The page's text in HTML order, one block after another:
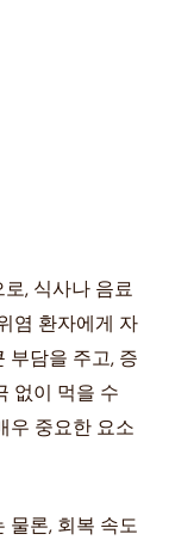
, 식사나 음료
염 환자에게 자
부담을 주고, 증
없이 먹을 수
우 중요한 요소
물론, 회복 속도